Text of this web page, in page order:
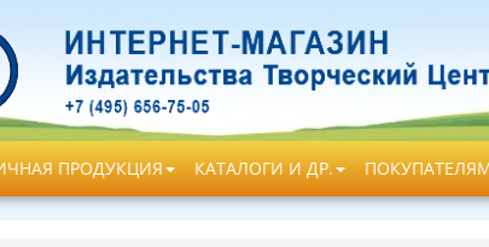
ПРОДУКЦИЯ КАТАЛОГИ И ДР.